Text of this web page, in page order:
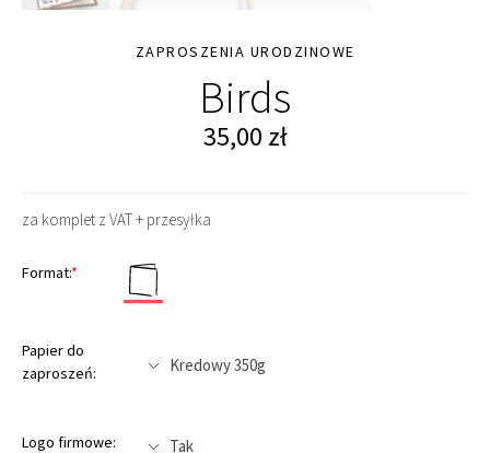
ZAPROSZENIA URODZINOWE
Birds
35,00 zł
za komplet z VAT + przesyłka
Format:*
Papier do
zaproszeń:
Logo firmowe: